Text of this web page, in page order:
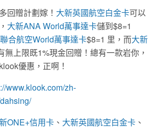
回贈計劃嫁！ 大新英國航空白金卡可以
大新ANA World萬事達卡儲到$8=1
合航空World萬事達卡$8=1 里，而大新
無上限既1%現金回贈！總有一款岩你，
優惠，正啊！
www.klook.com/zh-
ONE+信用卡 、 大新英國航空白金卡 、